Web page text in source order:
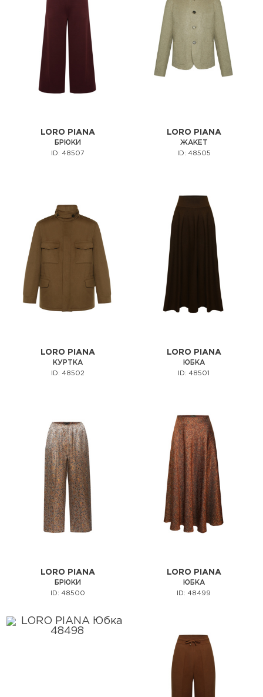
LORO PIANA
БРЮКИ
ID: 48507
LORO PIANA
ЖАКЕТ
ID: 48505
LORO PIANA
КУРТКА
ID: 48502
LORO PIANA
ЮБКА
ID: 48501
LORO PIANA
БРЮКИ
ID: 48500
LORO PIANA
ЮБКА
ID: 48499